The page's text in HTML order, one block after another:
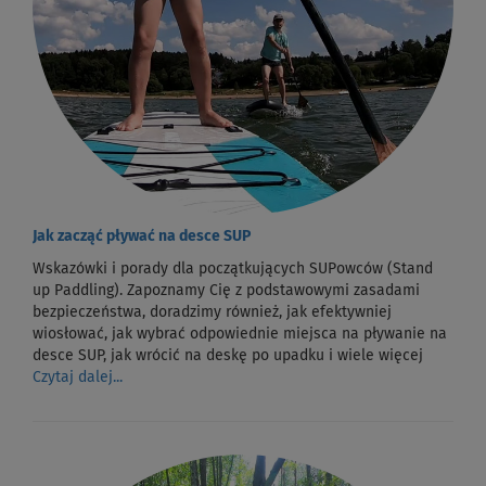
Jak zacząć pływać na desce SUP
Wskazówki i porady dla początkujących SUPowców (Stand
up Paddling). Zapoznamy Cię z podstawowymi zasadami
bezpieczeństwa, doradzimy również, jak efektywniej
wiosłować, jak wybrać odpowiednie miejsca na pływanie na
desce SUP, jak wrócić na deskę po upadku i wiele więcej
Czytaj dalej...